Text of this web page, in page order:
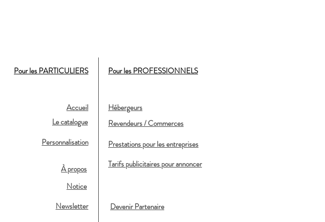
Pour les PARTICULIERS Pour les PROFESSIONNELS
Accueil
Le catalogue
Hébergeurs
Revendeurs / Commerces
Personnalisation
À propos
Prestations pour les entreprises
Tarifs publicitaires pour annoncer
Notice
Newsletter
Devenir Partenaire